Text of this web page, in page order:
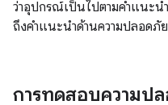
ว่าอุปกรณ์เป็นไปตามคำแนะน
ถึงคำแนะนำด้านความปลอดภั
การทดสอบความป